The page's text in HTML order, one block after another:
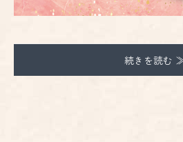
続きを読む